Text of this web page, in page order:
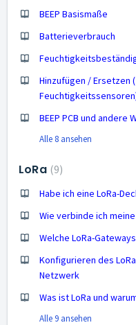
BEEP Basismaße
Batterieverbrauch
Hinzufügen / Ersetzen
BEEP PCB und andere
Alle 8 ansehen
LoRa 9
Habe ich eine LoRa-
Wie verbinde ich
Welche LoRa-
Konfigurieren des
Netzwerk
Was ist LoRa und
Alle 9 ansehen